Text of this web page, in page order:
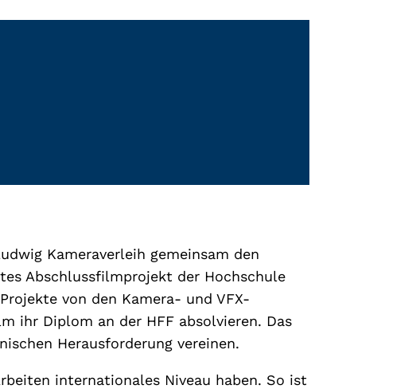
Kameraverleih gemeinsam den
Abschlussfilmprojekt der Hochschule
von den Kamera- und VFX-
ihr Diplom an der HFF absolvieren. Das
Herausforderung vereinen.
internationales Niveau haben. So ist